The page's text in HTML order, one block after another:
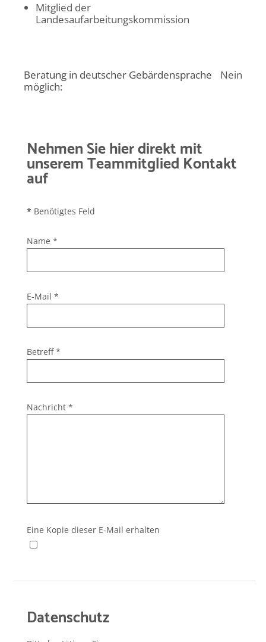
Mitglied der
Landesaufarbeitungskommission
Beratung in deutscher Gebärdensprache
möglich:
Nein
Nehmen Sie hier direkt mit
unserem Teammitglied Kontakt
auf
* Benötigtes Feld
Name *
E-Mail *
Betreff*
Nachricht *
Eine Kopie dieser E-Mail erhalten
Datenschutz